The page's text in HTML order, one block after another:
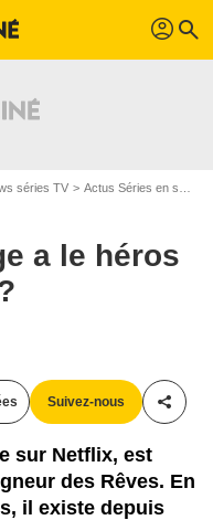
profil search
séries TV Actus Séries en streaming
a le héros
Suivez-nous
sur Netflix, est
des Rêves. En
il existe depuis